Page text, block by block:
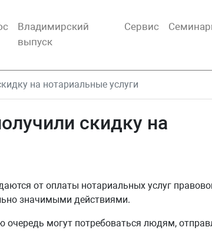
Владимирский
выпуск
Сервис
на нотариальные услуги
скидку на
от оплаты нотариальных услуг
значимыми действиями.
очередь могут потребоваться людям,